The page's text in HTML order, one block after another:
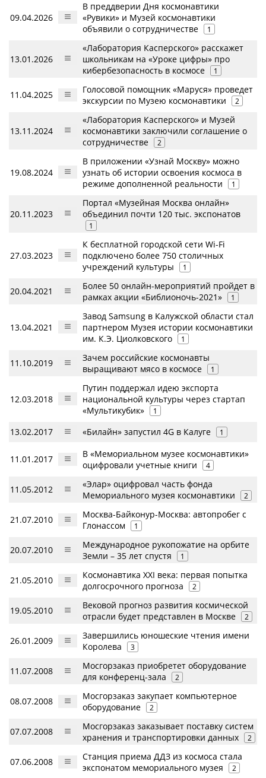
09.04.2026
В преддверии Дня космонавтики
«Рувики» и Музей космонавтики
объявили о сотрудничестве
1
13.01.2026
«Лаборатория Касперского» расскажет
школьникам на «Уроке цифры» про
кибербезопасность в космосе
1
11.04.2025
Голосовой помощник «Маруся» проведет
экскурсии по Музею космонавтики
2
13.11.2024
«Лаборатория Касперского» и Музей
космонавтики заключили соглашение о
сотрудничестве
2
19.08.2024
В приложении «Узнай Москву» можно
узнать об истории освоения космоса в
режиме дополненной реальности
1
20.11.2023
Портал «Музейная Москва онлайн»
объединил почти 120 тыс. экспонатов
1
27.03.2023
К бесплатной городской сети Wi-Fi
подключено более 750 столичных
учреждений культуры
1
20.04.2021
Более 50 онлайн-мероприятий пройдет в
рамках акции «Библионочь-2021»
1
13.04.2021
Завод Samsung в Калужской области стал
партнером Музея истории космонавтики
им. К.Э. Циолковского
1
11.10.2019
Зачем российские космонавты
выращивают мясо в космосе
1
12.03.2018
Путин поддержал идею экспорта
национальной культуры через стартап
«Мультикубик»
1
13.02.2017 «Билайн» запустил 4G в Калуге 1
11.01.2017
В «Мемориальном музее космонавтики»
оцифровали учетные книги
4
11.05.2012
«Элар» оцифровал часть фонда
Мемориального музея космонавтики
2
21.07.2010
Москва-Байконур-Москва: автопробег с
Глонассом
1
20.07.2010
Международное рукопожатие на орбите
Земли – 35 лет спустя
1
21.05.2010
Космонавтика XXI века: первая попытка
долгосрочного прогноза
2
19.05.2010
Вековой прогноз развития космической
отрасли будет представлен в Москве
2
26.01.2009
Завершились юношеские чтения имени
Королева
3
11.07.2008
Мосгорзаказ приобретет оборудование
для конференц-зала
2
08.07.2008
Мосгорзаказ закупает компьютерное
оборудование
2
07.07.2008
Мосгорзаказ заказывает поставку систем
хранения и транспортировки данных
2
07.06.2008
Станция приема ДДЗ из космоса стала
экспонатом мемориального музея
2